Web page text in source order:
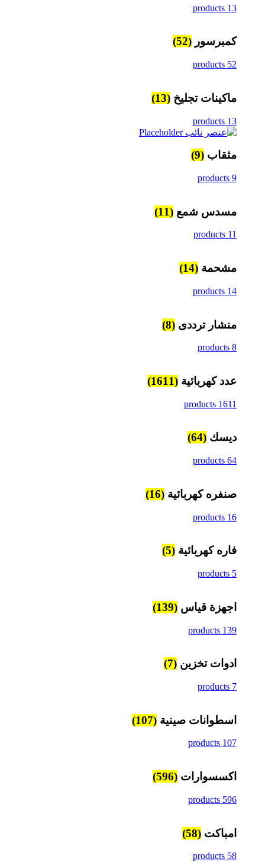
13 products
كمبرسور (52)
52 products
ماكينات تجليخ (13)
13 products
مثقاب (9)
9 products
مسدس شمع (11)
11 products
مشحمة (14)
14 products
منشار ترددى (8)
8 products
عدد كهربائية (1611)
1611 products
ديسك (64)
64 products
صنفره كهربائية (16)
16 products
فاره كهربائية (5)
5 products
اجهزة قياس (139)
139 products
ادوات تخزين (7)
7 products
اسطوانات صينية (107)
107 products
اكسسوارات (596)
596 products
امباكت (58)
58 products